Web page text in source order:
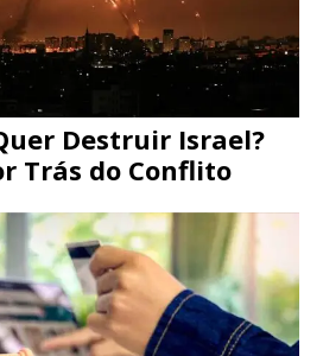
Destruir Israel?
Trás do Conflito